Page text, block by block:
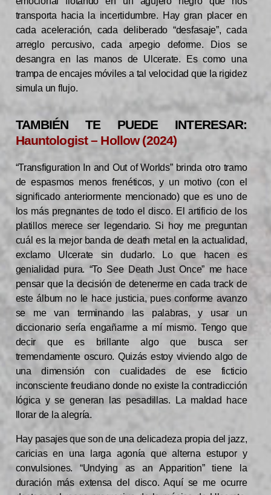
transporta hacia la incertidumbre. Hay gran placer en
cada aceleración, cada deliberado “desfasaje”, cada
arreglo percusivo, cada arpegio deforme. Dios se
desangra en las manos de Ulcerate. Es como una
trampa de encajes móviles a tal velocidad que la rigidez
simula un flujo.
TAMBIÉN TE PUEDE INTERESAR:
Hauntologist – Hollow (2024)
“Transfiguration In and Out of Worlds” brinda otro tramo
de espasmos menos frenéticos, y un motivo (con el
significado anteriormente mencionado) que es uno de
los más pregnantes de todo el disco. El artificio de los
platillos merece ser legendario. Si hoy me preguntan
cuál es la mejor banda de death metal en la actualidad,
exclamo Ulcerate sin dudarlo. Lo que hacen es
genialidad pura. “To See Death Just Once” me hace
pensar que la decisión de detenerme en cada track de
este álbum no le hace justicia, pues conforme avanzo
se me van terminando las palabras, y usar un
diccionario sería engañarme a mí mismo. Tengo que
decir que es brillante algo que busca ser
tremendamente oscuro. Quizás estoy viviendo algo de
una dimensión con cualidades de ese ficticio
inconsciente freudiano donde no existe la contradicción
lógica y se generan las pesadillas. La maldad hace
llorar de la alegría.
Hay pasajes que son de una delicadeza propia del jazz,
caricias en una larga agonía que alterna estupor y
convulsiones. “Undying as an Apparition” tiene la
duración más extensa del disco. Aquí se me ocurre